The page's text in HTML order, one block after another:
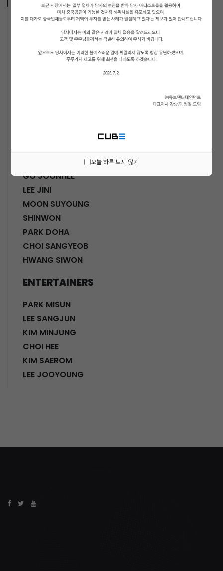
오늘 하루 보지 않기
MUSICIANS
PENTAGON
i-dle (아이들)
HWANG SHINHYE
GO JOONHEE
LEE JINI
MOON SUYOUNG
SHINWON
PARK DOHA
CHOI SANGYEOB
HWANG SIWON
ENTERTAINERS
PARK MISUN
LEE SANGJUN
KIM MINJUNG
CHOI HEE
KIM SAEROM
LEE JOOYOUNG